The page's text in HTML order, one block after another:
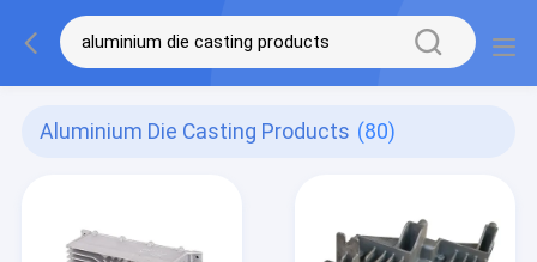
Aluminium Die Casting Products (80)